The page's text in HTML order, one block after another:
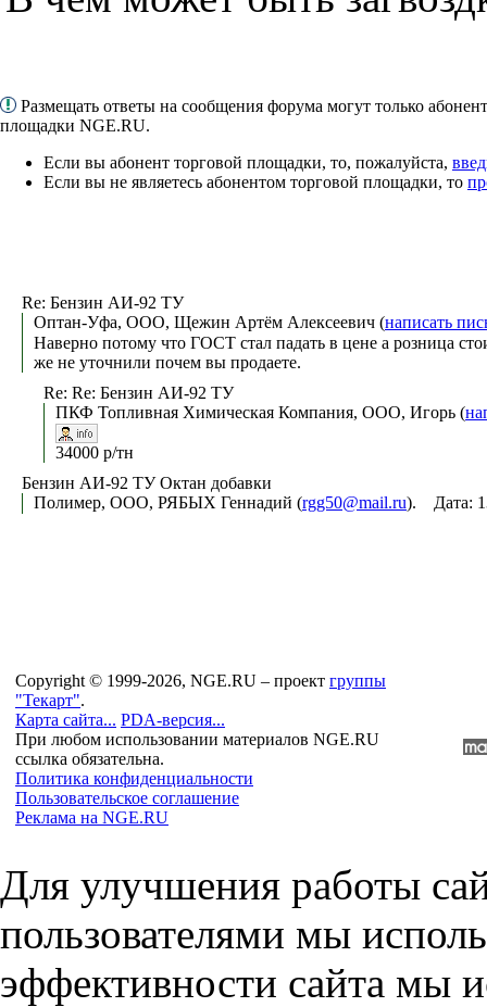
Размещать ответы на сообщения форума могут только
площадки NGE.RU.
Если вы абонент торговой площадки, то, пожалуйста,
Если вы не являетесь абонентом торговой площадки, то
Re: Бензин АИ-92 ТУ
Оптан-Уфа, ООО, Щежин Артём Алексеевич (написать
Наверно потому что ГОСТ стал падать в цене а розница
же не уточнили почем вы продаете.
Re: Re: Бензин АИ-92 ТУ
ПКФ Топливная Химическая Компания, ООО, Игорь (
34000 р/тн
Бензин АИ-92 ТУ Октан добавки
Полимер, ООО, РЯБЫХ Геннадий (rgg50@mail.ru). Дата:
Copyright © 1999-2026, NGE.RU – проект группы
"Текарт".
Карта сайта... PDA-версия...
При любом использовании материалов NGE.RU
ссылка обязательна.
Политика конфиденциальности
Пользовательское соглашение
Реклама на NGE.RU
Для улучшения работы
пользователями мы
эффективности сайта мы